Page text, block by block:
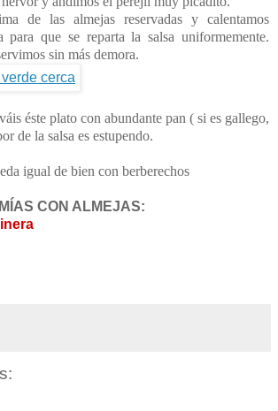
de las almejas reservadas y calentamos
para que se reparta la salsa uniformemente.
sin más demora.
éste plato con abundante pan ( si es gallego,
de la salsa es estupendo.
igual de bien con berberechos
CON ALMEJAS: